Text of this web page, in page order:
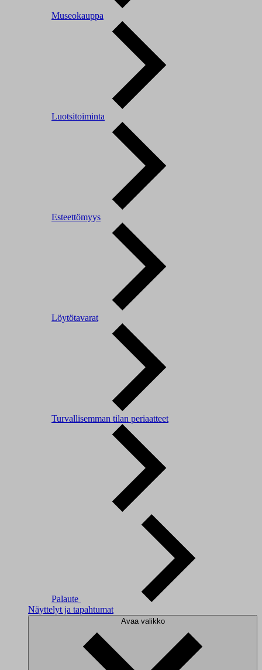
Museokauppa
Luotsitoiminta
Esteettömyys
Löytötavarat
Turvallisemman tilan periaatteet
Palaute
Näyttelyt ja tapahtumat
Avaa valikko